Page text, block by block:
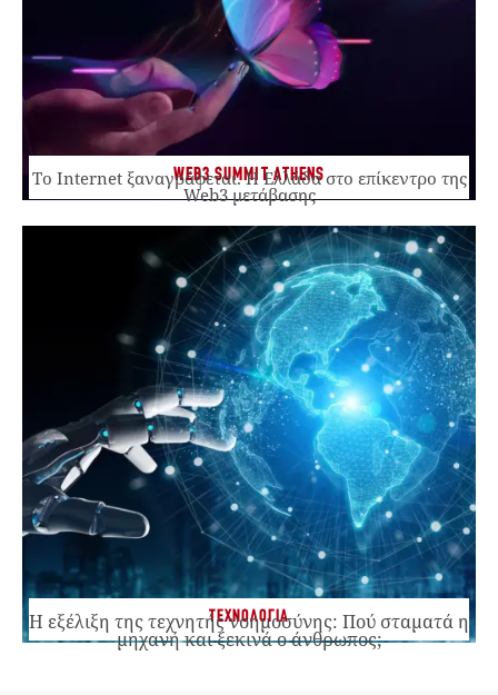
WEB3 SUMMIT ATHENS
Το Internet ξαναγράφεται. Η Ελλάδα στο επίκεντρο της
Web3 μετάβασης
ΤΕΧΝΟΛΟΓΙΑ
Η εξέλιξη της τεχνητής νοημοσύνης: Πού σταματά η
μηχανή και ξεκινά ο άνθρωπος;